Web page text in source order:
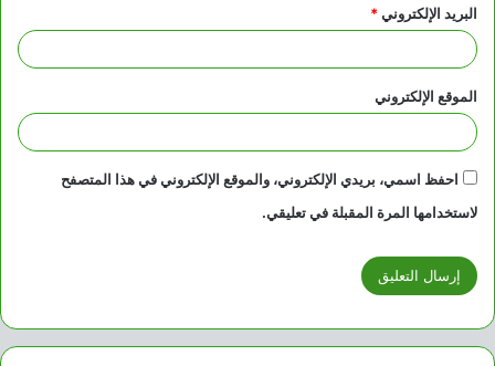
البريد الإلكتروني*
الموقع الإلكتروني
احفظ اسمي، بريدي الإلكتروني، والموقع الإلكتروني في هذا المتصفح
لاستخدامها المرة المقبلة في تعليقي.